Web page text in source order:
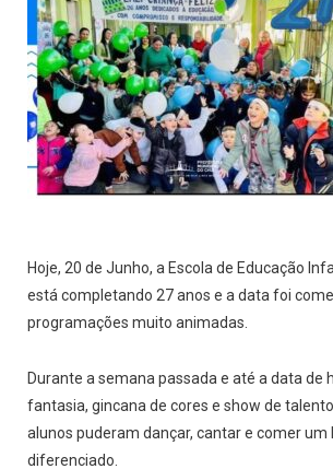
Hoje, 20 de Junho, a Escola de Educação
está completando 27 anos e a data foi
programações muito animadas.
Durante a semana passada e até a data de
fantasia, gincana de cores e show de
alunos puderam dançar, cantar e comer um
diferenciado.